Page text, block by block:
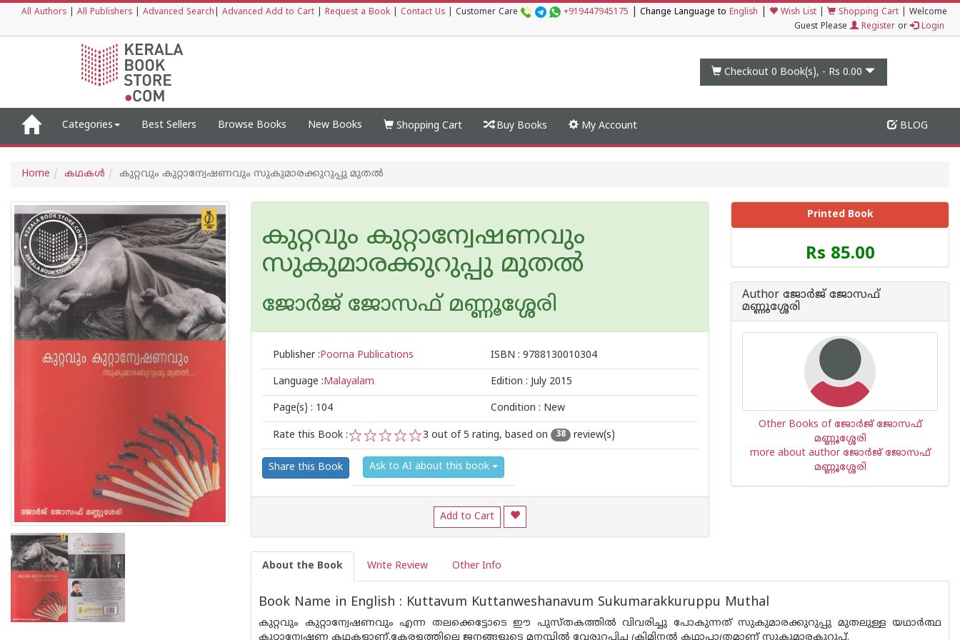
All Authors All Publishers Advanced Search Advanced Add to Cart Request a Book Contact Us Customer Care +919447945175 Change Language to English Wish List Shopping Cart
Welcome
Guest Please
Register or Login
Checkout 0 Book(s), - Rs 0.00
Categories Best Sellers Browse Books New Books Shopping Cart Buy Books My Account BLOG
Home കഥകള്‍ കുറ്റവും കുറ്റാന്വേഷണവും സുകുമാരക്കുറുപ്പു മുതല്‍
കുറ്റവും കുറ്റാന്വേഷണവും
സുകുമാരക്കുറുപ്പു മുതല്‍
ജോര്‍ജ് ജോസഫ് മണ്ണൂശ്ശേരി
Publisher :Poorna Publications ISBN : 9788130010304
Language :Malayalam Edition : July 2015
Page(s) : 104 Condition : New
Rate this Book :
5
4
3
2
1
3 out of 5 rating, based on 38 review(s)
Share this Book Ask to AI about this book
Add to Cart
Printed Book
Price
of
Book
Rs 85.00
Author ജോര്‍ജ് ജോസഫ്
മണ്ണൂശ്ശേരി
Other Books of ജോര്‍ജ് ജോസഫ്
മണ്ണൂശ്ശേരി
more about author ജോര്‍ജ് ജോസഫ്
മണ്ണൂശ്ശേരി
About the Book Write Review Other Info
Book Name in English : Kuttavum Kuttanweshanavum Sukumarakkuruppu Muthal
കുറ്റവും കുറ്റാന്വേഷണവും എന്ന തലക്കെട്ടോടെ ഈ പുസ്തകത്തില്‍ വിവരിച്ചു പോകുന്നത് സുകുമാരക്കുറുപ്പു മുതലുള്ള യഥാര്‍ത്ഥ
കുറ്റാന്വേഷണ കഥകളാണ്.കേരളത്തിലെ ജനങ്ങളുടെ മനസ്സില്‍ വേരുറപ്പിച്ച ക്രിമിനല്‍ കഥാപാത്രമാണ് സുകുമാരകുറുപ്പ്.